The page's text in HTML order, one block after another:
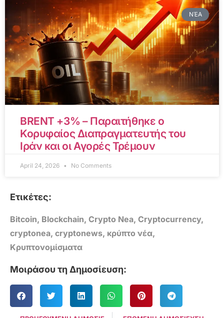
ΝΈΑ
BRENT +3% – Παραιτήθηκε ο
Κορυφαίος Διαπραγματευτής του
Ιράν και οι Αγορές Τρέμουν
April 24, 2026 No Comments
Ετικέτες:
Bitcoin, Blockchain, Crypto Nea, Cryptocurrency,
cryptonea, cryptonews, κρύπτο νέα,
Κρυπτονομίσματα
Μοιράσου τη Δημοσίευση: